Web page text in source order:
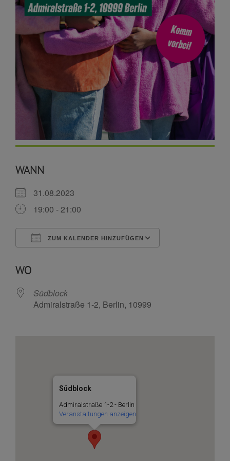
WANN
31.08.2023
19:00 - 21:00
ZUM KALENDER HINZUFÜGEN
WO
Südblock
Admiralstraße 1-2, Berlin, 10999
Südblock
Admiralstraße 1-2 - Berlin
Veranstaltungen anzeigen